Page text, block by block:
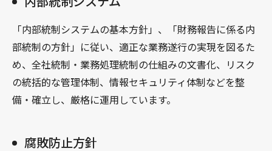
「内部統制システムの基本方針」、「財務報告に係る内
部統制の方針」に従い、適正な業務遂行の実現を図るた
め、全社統制・業務処理統制の仕組みの文書化、リスク
の統括的な管理体制、情報セキュリティ体制などを整
備・確立し、厳格に運用しています。
腐敗防止方針